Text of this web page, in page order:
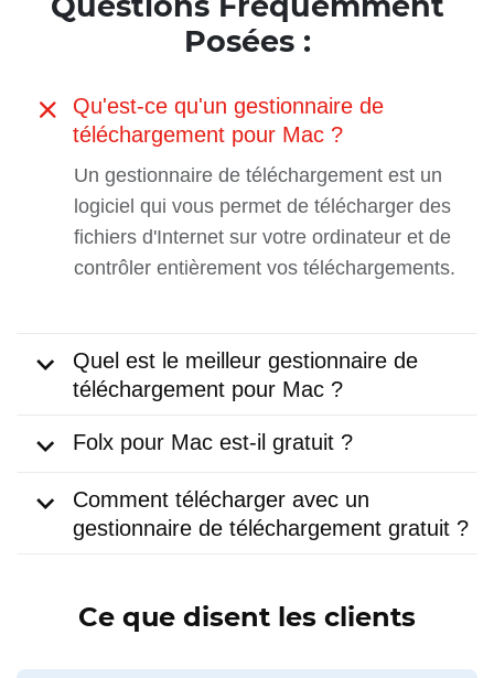
Posées :
Qu'est-ce qu'un gestionnaire de
téléchargement pour Mac ?
Un gestionnaire de téléchargement est un
logiciel qui vous permet de télécharger des
fichiers d'Internet sur votre ordinateur et de
contrôler entièrement vos téléchargements.
Quel est le meilleur gestionnaire de
téléchargement pour Mac ?
Folx pour Mac est-il gratuit ?
Comment télécharger avec un
gestionnaire de téléchargement gratuit ?
Ce que disent les clients